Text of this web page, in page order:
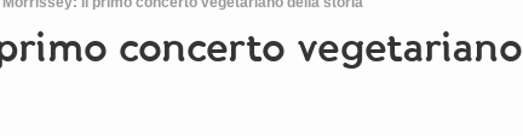
concerto vegetariano